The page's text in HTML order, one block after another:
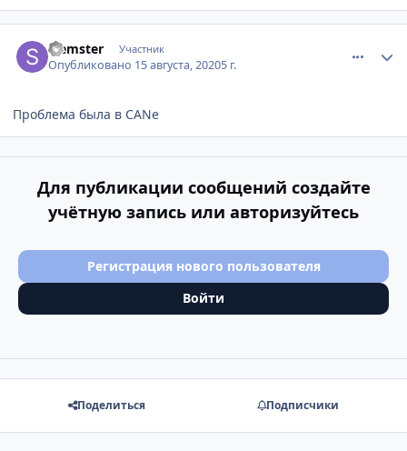
Slemster Участник
Опубликовано 15 августа, 20205 г.
Проблема была в CANе
Для публикации сообщений создайте
учётную запись или авторизуйтесь
Регистрация нового пользователя
Войти
Поделиться Подписчики